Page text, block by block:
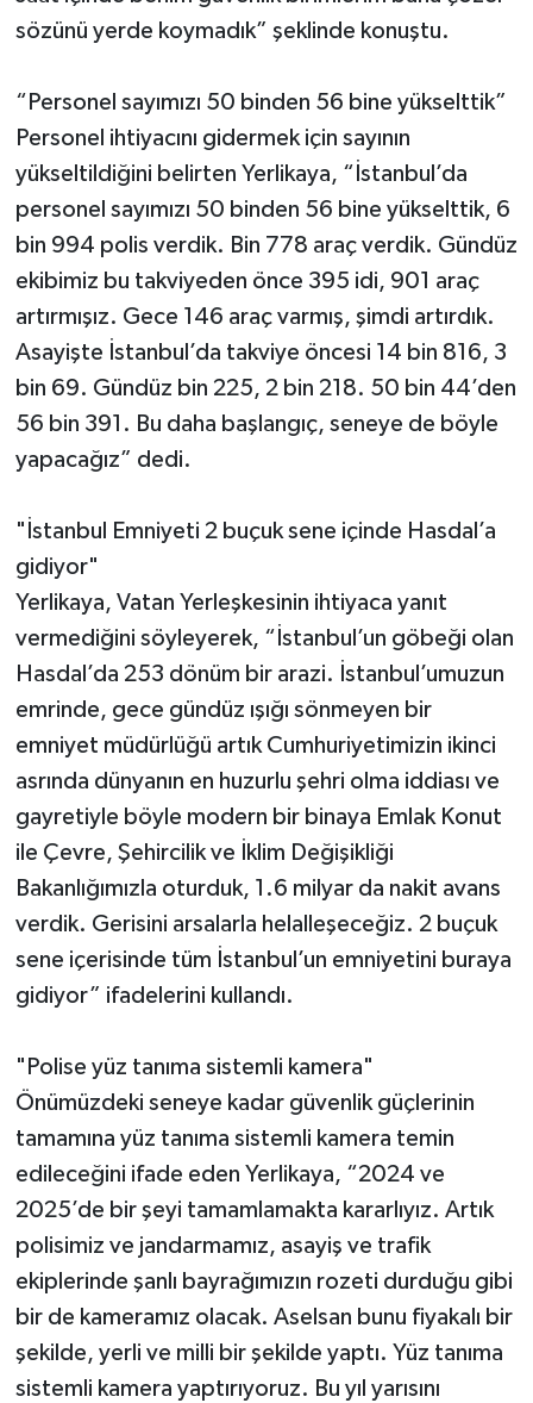
sözünü yerde koymadık” şeklinde konuştu.
“Personel sayımızı 50 binden 56 bine yükselttik”
Personel ihtiyacını gidermek için sayının
yükseltildiğini belirten Yerlikaya, “İstanbul’da
personel sayımızı 50 binden 56 bine yükselttik, 6
bin 994 polis verdik. Bin 778 araç verdik. Gündüz
ekibimiz bu takviyeden önce 395 idi, 901 araç
artırmışız. Gece 146 araç varmış, şimdi artırdık.
Asayişte İstanbul’da takviye öncesi 14 bin 816, 3
bin 69. Gündüz bin 225, 2 bin 218. 50 bin 44’den
56 bin 391. Bu daha başlangıç, seneye de böyle
yapacağız” dedi.
"İstanbul Emniyeti 2 buçuk sene içinde Hasdal’a
gidiyor"
Yerlikaya, Vatan Yerleşkesinin ihtiyaca yanıt
vermediğini söyleyerek, “İstanbul’un göbeği olan
Hasdal’da 253 dönüm bir arazi. İstanbul’umuzun
emrinde, gece gündüz ışığı sönmeyen bir
emniyet müdürlüğü artık Cumhuriyetimizin ikinci
asrında dünyanın en huzurlu şehri olma iddiası ve
gayretiyle böyle modern bir binaya Emlak Konut
ile Çevre, Şehircilik ve İklim Değişikliği
Bakanlığımızla oturduk, 1.6 milyar da nakit avans
verdik. Gerisini arsalarla helalleşeceğiz. 2 buçuk
sene içerisinde tüm İstanbul’un emniyetini buraya
gidiyor” ifadelerini kullandı.
"Polise yüz tanıma sistemli kamera"
Önümüzdeki seneye kadar güvenlik güçlerinin
tamamına yüz tanıma sistemli kamera temin
edileceğini ifade eden Yerlikaya, “2024 ve
2025’de bir şeyi tamamlamakta kararlıyız. Artık
polisimiz ve jandarmamız, asayiş ve trafik
ekiplerinde şanlı bayrağımızın rozeti durduğu gibi
bir de kameramız olacak. Aselsan bunu fiyakalı bir
şekilde, yerli ve milli bir şekilde yaptı. Yüz tanıma
sistemli kamera yaptırıyoruz. Bu yıl yarısını